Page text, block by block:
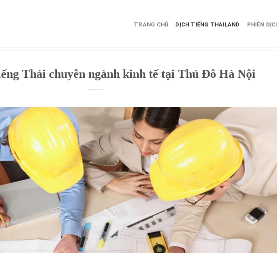
TRANG CHỦ DỊCH TIẾNG THAILAND PHIÊN
Thái chuyên ngành kinh tế tại Thủ Đô Hà Nội